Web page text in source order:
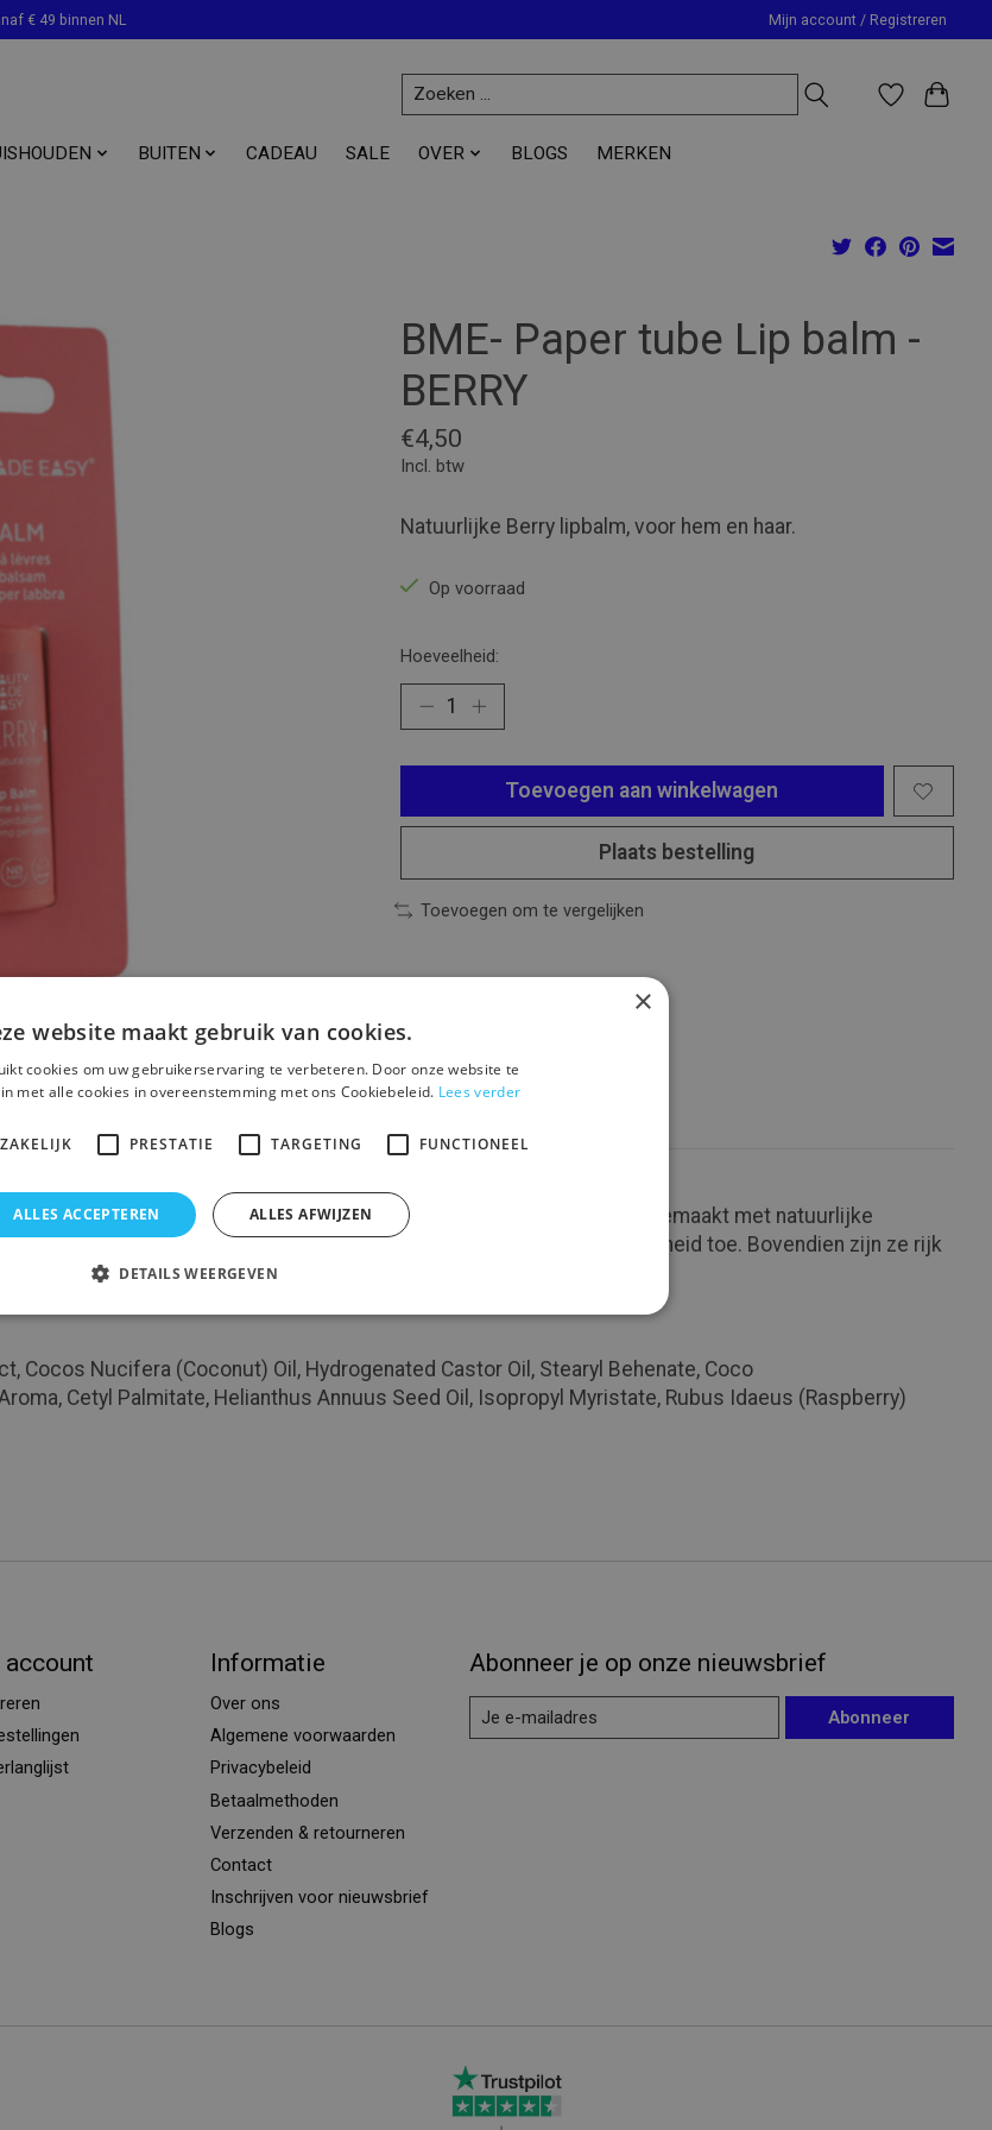
€ 49 binnen NL Mijn account / Registreren
BUITEN CADEAU SALE OVER BLOGS MERKEN
BME- Paper tube Lip balm -
BERRY
€4,50
Incl. btw
Natuurlijke Berry lipbalm, voor hem en haar.
Op voorraad
Hoeveelheid:
Toevoegen aan winkelwagen
Plaats bestelling
Toevoegen om te vergelijken
in een biologisch afbreekbare, plasticvrije papieren buis. Het is gemaakt met natuurlijke
wordt gewonnen. Kokosolie en cacaoboter voegen zachtheid toe. Bovendien zijn ze rijk
en vocht af te geven.
Cocos Nucifera (Coconut) Oil, Hydrogenated Castor Oil, Stearyl Behenate, Coco
Cetyl Palmitate, Helianthus Annuus Seed Oil, Isopropyl Myristate, Rubus Idaeus (Raspberry)
Informatie
Over ons
Algemene voorwaarden
Privacybeleid
Betaalmethoden
Verzenden & retourneren
Contact
Inschrijven voor nieuwsbrief
Blogs
Abonneer je op onze nieuwsbrief
Abonneer
×
website maakt gebruik van cookies.
cookies om uw gebruikerservaring te verbeteren. Door onze website te
met alle cookies in overeenstemming met ons Cookiebeleid. Lees verder
PRESTATIE TARGETING FUNCTIONEEL
ALLES ACCEPTEREN ALLES AFWIJZEN
DETAILS WEERGEVEN